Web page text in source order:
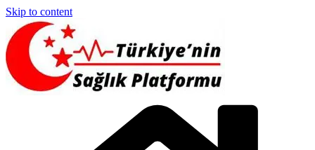
Skip to content